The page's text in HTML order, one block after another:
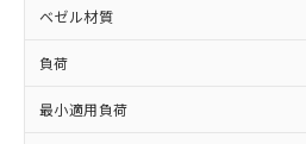
ベゼル材質
負荷
最小適用負荷